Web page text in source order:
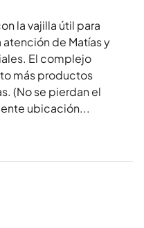
la vajilla útil para
de Matías y
El complejo
más productos
(No se pierdan el
ubicación...